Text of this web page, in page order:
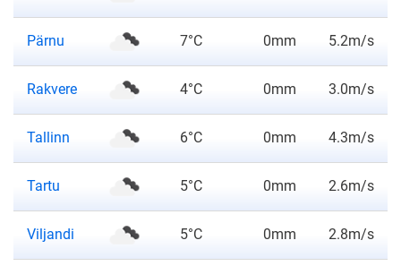
Pärnu ilmateade 7°C 0mm 5.2m/s
Rakvereilmateade 4°C 0mm 3.0m/s
Tallinn ilmateade 6°C 0mm 4.3m/s
Tartu 5°C 0mm 2.6m/s
Viljandi ilmateade 5°C 0mm 2.8m/s